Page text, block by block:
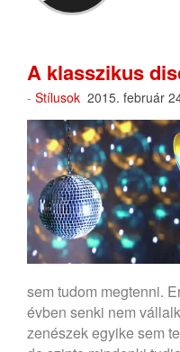
A klasszikus
- Stílusok 2015. február
sem tudom megtenni.
évben senki nem
zenészek egyike sem